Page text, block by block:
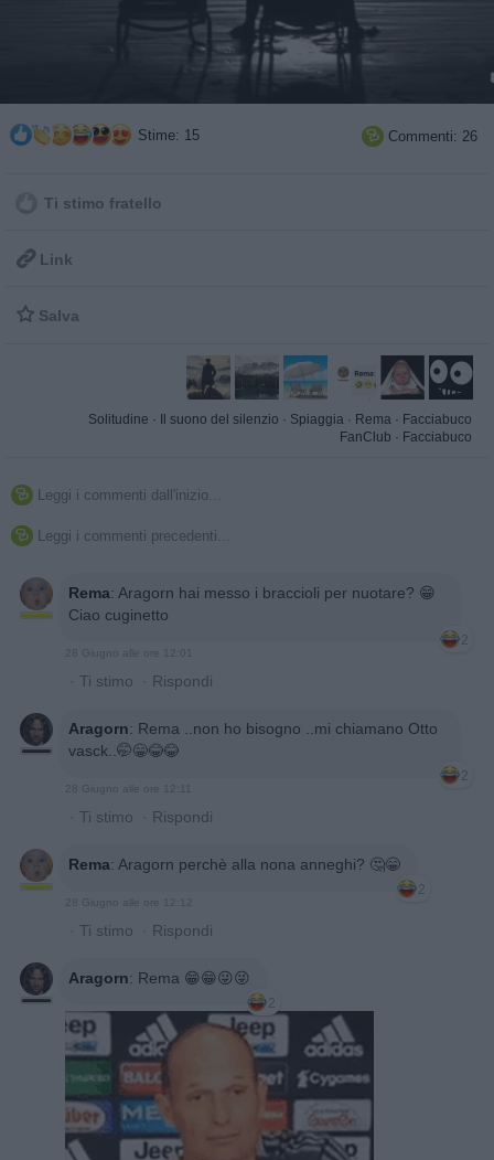
Stime: 15  Commenti: 26
Ti stimo fratello
 Link
 Salva
Solitudine · Il suono del silenzio · Spiaggia · Rema · Facciabuco
FanClub · Facciabuco
 Leggi i commenti dall'inizio...
 Leggi i commenti precedenti...
Rema: Aragorn hai messo i braccioli per nuotare? 😁
Ciao cuginetto
2
28 Giugno alle ore 12:01
· Ti stimo · Rispondi
Aragorn: Rema ..non ho bisogno ..mi chiamano Otto
vasck..🤭😁😂😂
2
28 Giugno alle ore 12:11
· Ti stimo · Rispondi
Rema: Aragorn perchè alla nona anneghi? 🤔😁
2
28 Giugno alle ore 12:12
· Ti stimo · Rispondi
Aragorn: Rema 😁😁😜😜
2